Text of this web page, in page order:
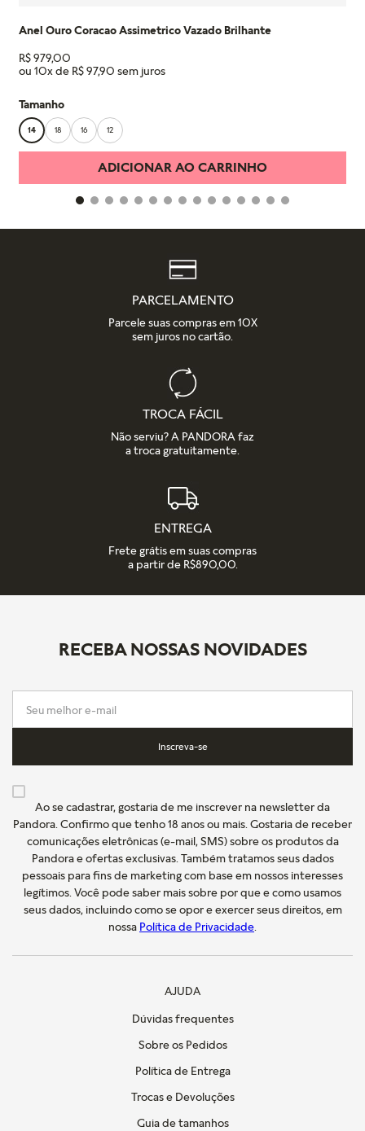
Anel Ouro Coracao Assimetrico Vazado Brilhante
R$979,00
ou 10x de R$97,90
Tamanho
14 18 16 12
ADICIONAR AO CARRINHO
PARCELAMENTO
Parcele suas compras em 10X
sem juros no cartão.
TROCA FÁCIL
Não serviu? A PANDORA faz
a troca gratuitamente.
ENTREGA
Frete grátis em suas compras
a partir de R$890,00.
RECEBA NOSSAS NOVIDADES
Inscreva-se
Ao se cadastrar, gostaria de me inscrever na newsletter da
Pandora. Confirmo que tenho 18 anos ou mais. Gostaria de receber
comunicações eletrônicas (e-mail, SMS) sobre os produtos da
Pandora e ofertas exclusivas. Também tratamos seus dados
pessoais para fins de marketing com base em nossos interesses
legítimos. Você pode saber mais sobre por que e como usamos
seus dados, incluindo como se opor e exercer seus direitos, em
nossa Política de Privacidade
AJUDA
Dúvidas frequentes
Sobre os Pedidos
Política de Entrega
Trocas e Devoluções
Guia de tamanhos